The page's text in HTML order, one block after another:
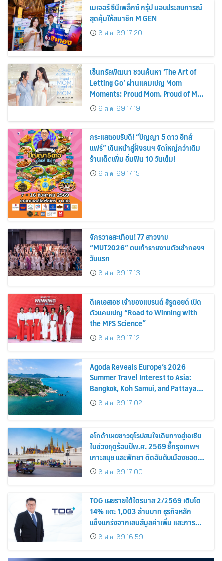
เมเจอร์ ซีนีเพล็กซ์ กรุ้ป มอบประสบการณ์
สุดคุ้มให้สมาชิก M GEN
6 ส.ค. 69 17:20
เซ็นทรัลพัฒนา ชวนค้นหา ‘The Art of
Letting Go’ ผ่านแคมเปญ Mom
Moments: Proud Mom. Proud of My
Mom.6 ส.ค. 69 17:19
กระแสตอบรับดี! “ปัญญา 5 ดาว อีทส์
แฟร์” เดินหน้าสู่ฝั่งธนฯ จัดใหญ่กว่าเดิม
ร้านเด็ดเพิ่ม อิ่มฟิน 10 วันเต็ม!
6 ส.ค. 69 17:15
จักรวาลสะเทือน! 77 สาวงาม
“MUT2026” ตบเท้ารายงานตัวเข้ากองฯ
วันแรก
6 ส.ค. 69 17:13
ดีเคเอสเอช เจ้าของแบรนด์ ฮีรูดอยด์ เปิด
ตัวแคมเปญ “Road to Winning with
the MPS Science”
6 ส.ค. 69 17:12
Agoda Reveals Europe’s 2026
Summer Travel Interest to Asia:
Bangkok, Koh Samui, and Pattaya
Among the Top Cities
6 ส.ค. 69 17:02
อโกด้าเผยชาวยุโรปสนใจเดินทางสู่เอเชีย
ในช่วงฤดูร้อนปีพ.ศ. 2569 ชี้กรุงเทพฯ
เกาะสมุย และพัทยา ติดอันดับเมืองยอด
นิยม6 ส.ค. 69 17:00
TOG เผยรายได้ไตรมาส 2/2569 เติบโต
14% แตะ 1,003 ล้านบาท ธุรกิจหลัก
แข็งแกร่งจากเลนส์มูลค่าเพิ่ม และการ
ขยายตลาดต่างประเทศ พร้อมเดินหน้า
ลงทุนเพื่อการเติบโตระยะยาว
6 ส.ค. 69 16:59